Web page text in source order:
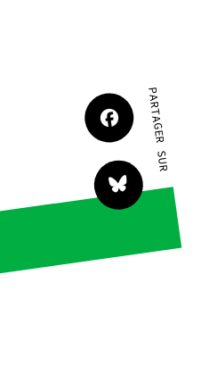
PARTAGER SUR